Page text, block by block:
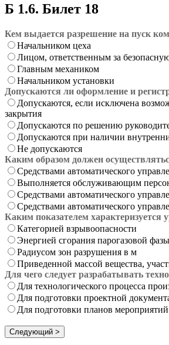
Б 1.6. Билет 18
Кем выдается разрешение на пуск
Начальником цеха
Лицом, ответственным за
Главным механиком
Начальником установки
Допускаются ли оформление и
Допускаются, если исключена
закрытия
Допускаются по решению
Допускаются при наличии
Не допускаются
Каким образом должен
Средствами автоматического
Выполняется обслуживающим
Средствами автоматического
Средствами автоматического
Каким показателем характеризуется
Категорией взрывоопасности
Энергией сгорания парогазовой
Радиусом зон разрушения в м
Приведенной массой вещества,
Для чего следует разрабатывать
Для технологического процесса
Для подготовки проектной
Для подготовки планов